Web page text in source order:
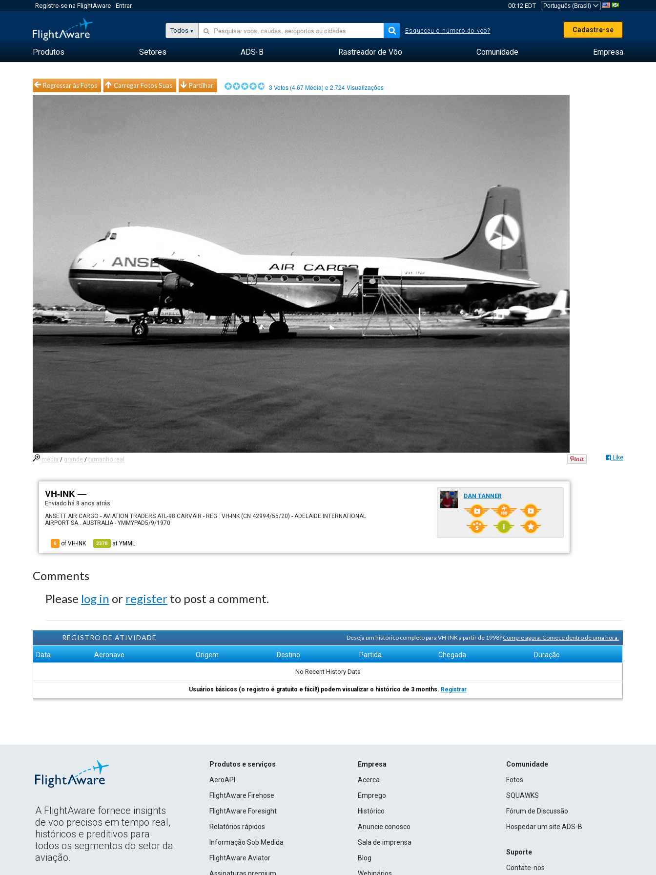
Registre-se na FlightAware Entrar 00:12 EDT
Todos Esqueceu o número do voo? Cadastre-se
Produtos Setores ADS-B Rastreador de Vôo Comunidade Empresa
Regressar às Fotos Carregar Fotos Suas Partilhar 3 Votos (4.67Média) e2.724Visualizações
média / grande /tamanho real Like
VH-INK —
Enviado há 8 anos atrás
ANSETT AIR CARGO - AVIATION TRADERS ATL-98 CARVAIR - REG : VH-INK (CN 42994/55/20) - ADELAIDE INTERNATIONAL
AIRPORT SA.. AUSTRALIA - YMMYPAD5/9/1970
6 of VH-INK 3378 atYMML
DAN TANNER
Comments
Please log in or register to post a comment.
REGISTRO DE ATIVIDADE Deseja um histórico completo para VH-INK a partir de 1998?Compre agora. Comece dentro de uma hora.
Data Aeronave Origem Destino Partida Chegada Duração
No Recent History Data
Usuários básicos (o registro é gratuito e fácil!) podem visualizar o histórico de 3 months. Registrar
A FlightAware fornece insights
de voo precisos em tempo real,
históricos e preditivos para
todos os segmentos do setor da
aviação.
Produtos e serviços
AeroAPI
FlightAware Firehose
FlightAware Foresight
Relatórios rápidos
Informação Sob Medida
FlightAware Aviator
Empresa
Acerca
Emprego
Histórico
Anuncie conosco
Sala de imprensa
Blog
Comunidade
Fotos
SQUAWKS
Fórum de Discussão
Hospedar um site ADS-B
Suporte
Contate-nos